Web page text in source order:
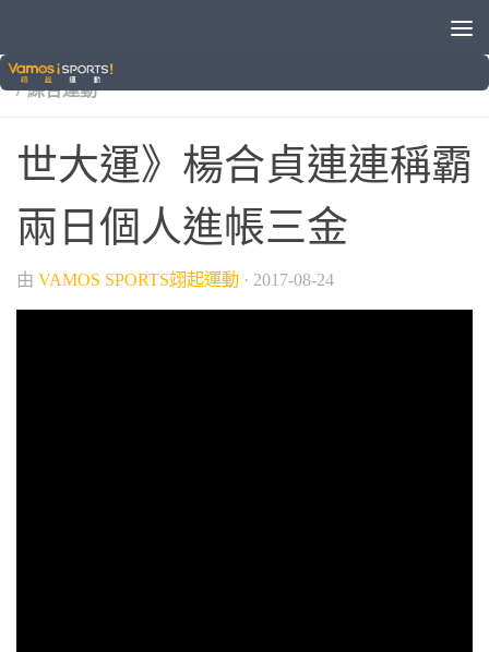
2017臺北世大運
/ 綜合運動
世大運》楊合貞連連稱霸
兩日個人進帳三金
由 VAMOS SPORTS翊起運動 · 2017-08-24